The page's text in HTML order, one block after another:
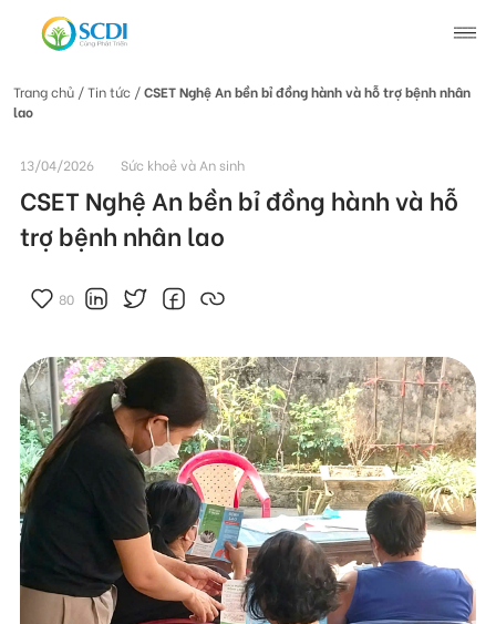
Hoạt động của SCDI
Tin tức chung
Tuyển dụng
Tài liệu
Liên hệ
Trang chủ / Tin tức /CSET Nghệ An bền bỉ đồng hành và hỗ trợ bệnh nhân
lao
13/04/2026 Sức khoẻ và An sinh
CSET Nghệ An bền bỉ đồng hành và hỗ
trợ bệnh nhân lao
80